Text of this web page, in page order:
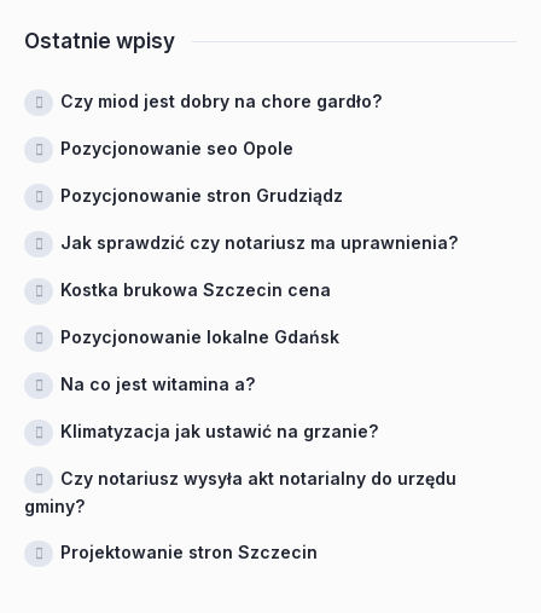
Ostatnie wpisy
Czy miod jest dobry na chore gardło?
Pozycjonowanie seo Opole
Pozycjonowanie stron Grudziądz
Jak sprawdzić czy notariusz ma uprawnienia?
Kostka brukowa Szczecin cena
Pozycjonowanie lokalne Gdańsk
Na co jest witamina a?
Klimatyzacja jak ustawić na grzanie?
Czy notariusz wysyła akt notarialny do urzędu
gminy?
Projektowanie stron Szczecin